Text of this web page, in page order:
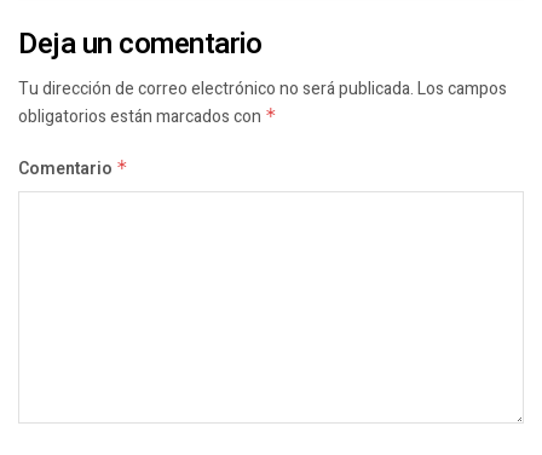
Deja un comentario
Tu dirección de correo electrónico no será publicada.Los campos
obligatorios están marcados con *
Comentario *